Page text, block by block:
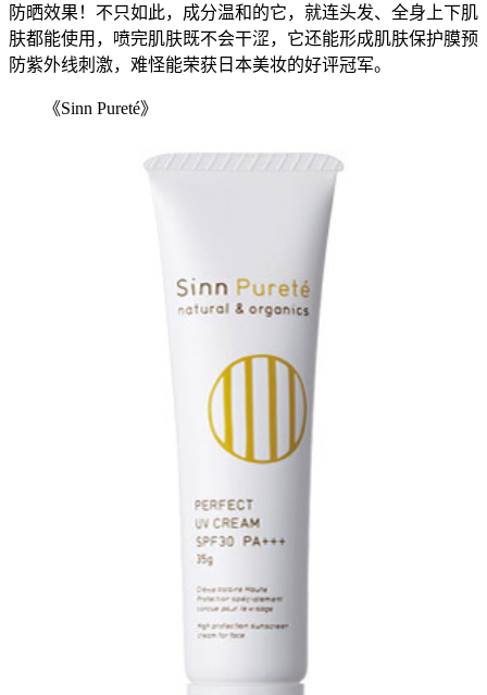
防晒效果！不只如此，成分温和的它，就连头发、全身上下肌
肤都能使用，喷完肌肤既不会干涩，它还能形成肌肤保护膜预
防紫外线刺激，难怪能荣获日本美妆的好评冠军。
《Sinn Pureté》